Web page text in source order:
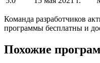
Команда разработчиков
программы бесплатны и
Похожие